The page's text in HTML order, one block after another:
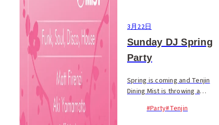
3月22日
Sunday DJ Spring
Party
Spring is coming and Tenjin
Dining Mist is throwing a
get you in the mood. Join
#Party#Tenjin